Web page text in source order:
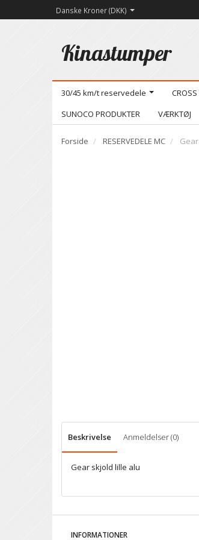
Danske Kroner (DKK)
Kinastumper
30/45 km/t reservedele CROSS
SUNOCO PRODUKTER
VÆRKTØJ
Forside RESERVEDELE MC
Beskrivelse Anmeldelser (0)
Gear skjold lille alu
INFORMATIONER